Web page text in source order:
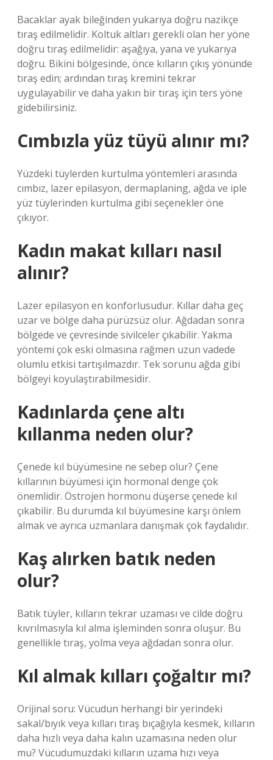
Bacaklar ayak bileğinden yukarıya doğru nazikçe
tıraş edilmelidir. Koltuk altları gerekli olan her yöne
doğru tıraş edilmelidir: ​​aşağıya, yana ve yukarıya
doğru. Bikini bölgesinde, önce kılların çıkış yönünde
tıraş edin; ardından tıraş kremini tekrar
uygulayabilir ve daha yakın bir tıraş için ters yöne
gidebilirsiniz.
Cımbızla yüz tüyü alınır mı?
Yüzdeki tüylerden kurtulma yöntemleri arasında
cımbız, lazer epilasyon, dermaplaning, ağda ve iple
yüz tüylerinden kurtulma gibi seçenekler öne
çıkıyor.
Kadın makat kılları nasıl
alınır?
Lazer epilasyon en konforlusudur. Kıllar daha geç
uzar ve bölge daha pürüzsüz olur. Ağdadan sonra
bölgede ve çevresinde sivilceler çıkabilir. Yakma
yöntemi çok eski olmasına rağmen uzun vadede
olumlu etkisi tartışılmazdır. Tek sorunu ağda gibi
bölgeyi koyulaştırabilmesidir.
Kadınlarda çene altı
kıllanma neden olur?
Çenede kıl büyümesine ne sebep olur? Çene
kıllarının büyümesi için hormonal denge çok
önemlidir. Östrojen hormonu düşerse çenede kıl
çıkabilir. Bu durumda kıl büyümesine karşı önlem
almak ve ayrıca uzmanlara danışmak çok faydalıdır.
Kaş alırken batık neden
olur?
Batık tüyler, kılların tekrar uzaması ve cilde doğru
kıvrılmasıyla kıl alma işleminden sonra oluşur. Bu
genellikle tıraş, yolma veya ağdadan sonra olur.
Kıl almak kılları çoğaltır mı?
Orijinal soru: Vücudun herhangi bir yerindeki
sakal/bıyık veya kılları tıraş bıçağıyla kesmek, kılların
daha hızlı veya daha kalın uzamasına neden olur
mu? Vücudumuzdaki kılların uzama hızı veya